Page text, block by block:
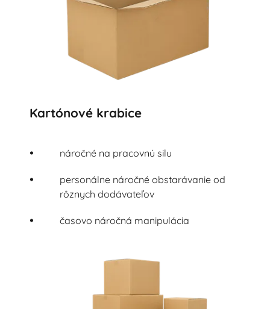
Kartónové krabice
náročné na pracovnú silu
personálne náročné obstarávanie od
rôznych dodávateľov
časovo náročná manipulácia